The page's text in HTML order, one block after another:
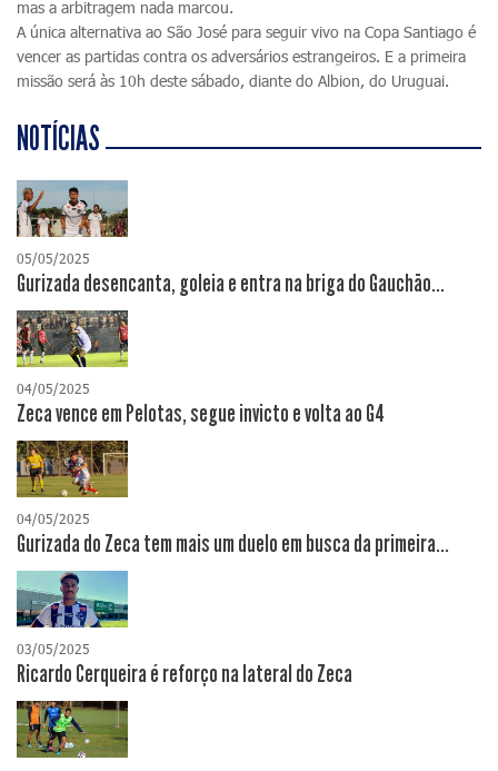
mas a arbitragem nada marcou.
A única alternativa ao São José para seguir vivo na Copa Santiago é
vencer as partidas contra os adversários estrangeiros. E a primeira
missão será às 10h deste sábado, diante do Albion, do Uruguai.
NOTÍCIAS
05/05/2025
Gurizada desencanta, goleia e entra na briga do Gauchão...
04/05/2025
Zeca vence em Pelotas, segue invicto e volta ao G4
04/05/2025
Gurizada do Zeca tem mais um duelo em busca da primeira...
03/05/2025
Ricardo Cerqueira é reforço na lateral do Zeca